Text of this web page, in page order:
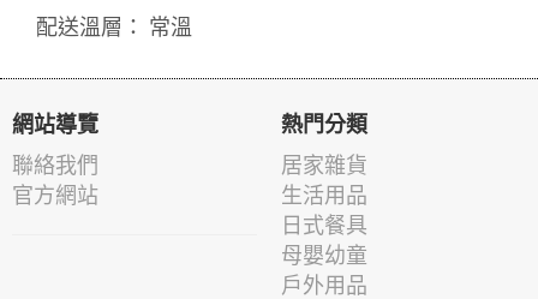
配送溫層： 常溫
網站導覽
聯絡我們
官方網站
熱門分類
居家雜貨
生活用品
日式餐具
母嬰幼童
戶外用品